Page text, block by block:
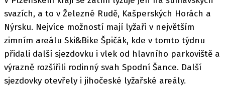
svazích, a to v Železné Rudě, Kašperských Horách a
Nýrsku. Nejvíce možností mají lyžaři v největším
zimním areálu Ski&Bike Špičák, kde v tomto týdnu
přidali další sjezdovku i vlek od hlavního parkoviště a
výrazně rozšířili rodinný svah Spodní Šance. Další
sjezdovky otevřely i jihočeské lyžařské areály.